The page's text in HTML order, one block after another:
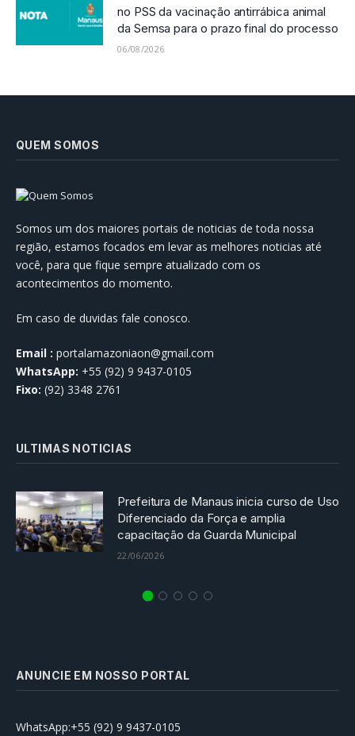
no PSS da vacinação antirrábica animal
da Semsa para o prazo final do processo
06/08/2026
QUEM SOMOS
Somos um dos maiores portais de noticias de toda nossa
região, estamos focados em levar as melhores noticias até
você, para que fique sempre atualizado com os
acontecimentos do momento.
Em caso de duvidas fale conosco.
Email : portalamazoniaon@gmail.com
WhatsApp: +55 (92) 9 9437-0105
Fixo: (92) 3348 2761
ULTIMAS NOTICIAS
Prefeitura de Manaus inicia curso de Uso
Diferenciado da Força e amplia
capacitação da Guarda Municipal
22/06/2026
ANUNCIE EM NOSSO PORTAL
WhatsApp:+55 (92) 9 9437-0105